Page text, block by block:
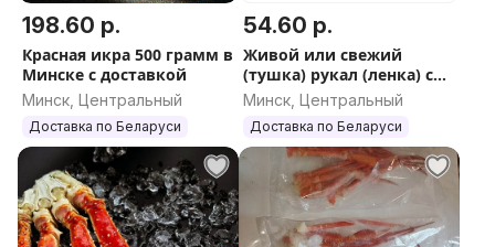
198.60 р.
Красная икра 500 грамм в
Минске с доставкой
Минск, Центральный
Доставка по Беларуси
54.60 р.
Живой или свежий
(тушка) рукал (ленка) с
доставкой в Минске
Минск, Центральный
Доставка по Беларуси